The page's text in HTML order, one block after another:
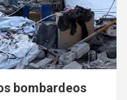
bombardeos